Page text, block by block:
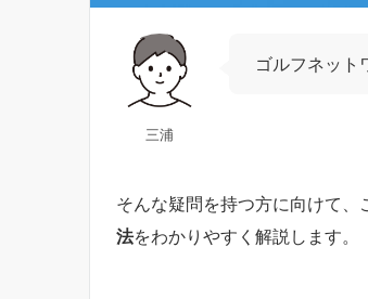
三浦
ゴルフネット
そんな疑問を持つ方に向けて、
法をわかりやすく解説します。